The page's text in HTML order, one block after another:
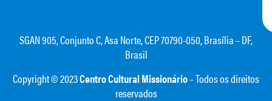
SGAN 905, Conjunto C, Asa Norte, CEP 70790-050, Brasília – DF,
Brasil
Copyright © 2023Centro Cultural Missionário– Todos os direitos
reservados